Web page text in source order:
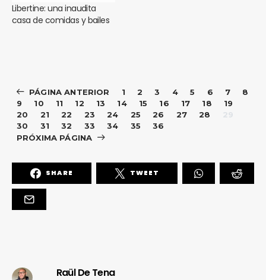
Libertine: una inaudita
casa de comidas y bailes
PÁGINA ANTERIOR 1 2 3 4 5 6 7
8
9
10 11 12 13 14 15 16 17 18
19
20
21 22 23 24 25 26 27 28
29
30
31 32 33 34 35
36
PRÓXIMA PÁGINA
SHARE TWEET
Raül De Tena